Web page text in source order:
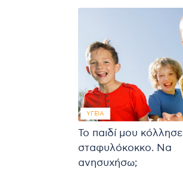
ΥΓΕΊΑ
Το παιδί μου κόλλησε
σταφυλόκοκκο. Να
ανησυχήσω;